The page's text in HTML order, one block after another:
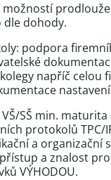
dle dohody.
podpora
napříč celou
SŠ min.
protokolů TPC/
a organizační
a znalost
VÝHODOU.